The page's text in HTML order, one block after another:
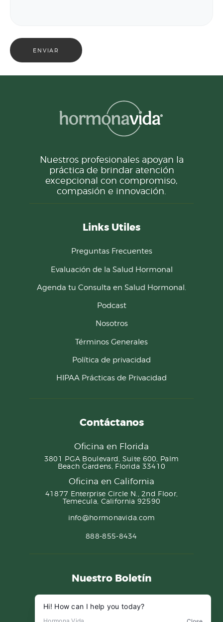
Nuestros profesionales apoyan la
práctica de brindar atención
excepcional con compromiso,
compasión e innovación.
Links Utiles
Preguntas Frecuentes
Evaluación de la Salud Hormonal
Agenda tu Consulta en Salud Hormonal.
Podcast
Nosotros
Términos Generales
Política de privacidad
HIPAA Prácticas de Privacidad
Contáctanos
Oficina en Florida
3801 PGA Boulevard, Suite 600, Palm
Beach Gardens, Florida 33410
Oficina en California
41877 Enterprise Circle N., 2nd Floor,
Temecula, California 92590
info@hormonavida.com
888-855-8434
Nuestro Boletín